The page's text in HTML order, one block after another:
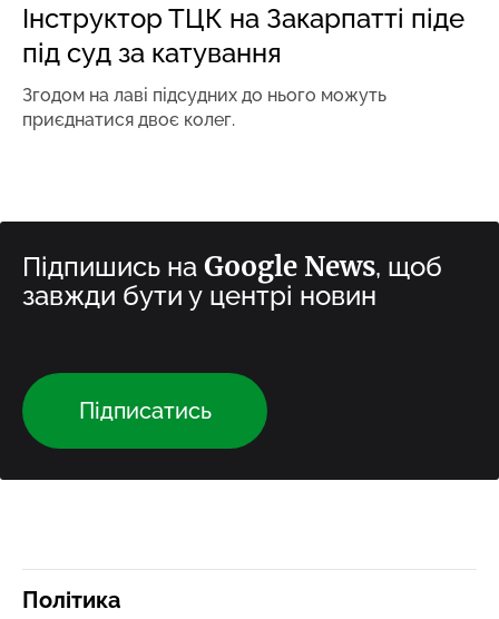
Інструктор ТЦК на Закарпатті піде
під суд за катування
Згодом на лаві підсудних до нього можуть
приєднатися двоє колег.
Підпишись на Google News, щоб
завжди бути у центрі новин
Підписатись
Політика